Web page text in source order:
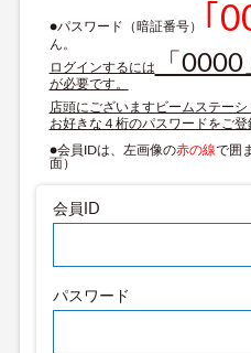
●パスワード（暗証番号） ｢
ん。
ログインするには
「0000
が必要です。
店頭にございますビームステーシ
お好きな４桁のパスワードをご登
●会員IDは、左画像の赤の線で囲
面）
会員ID
パスワード